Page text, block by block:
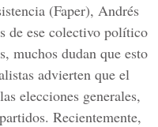
(Faper), Andrés
de ese colectivo político
muchos dudan que esto
advierten que el
elecciones generales,
Recientemente,